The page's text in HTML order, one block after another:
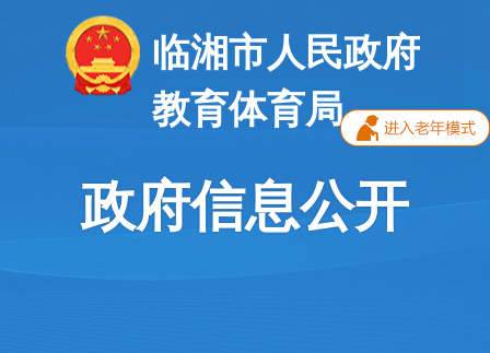
临湘市人民政府
教育体育局
政府信息公开